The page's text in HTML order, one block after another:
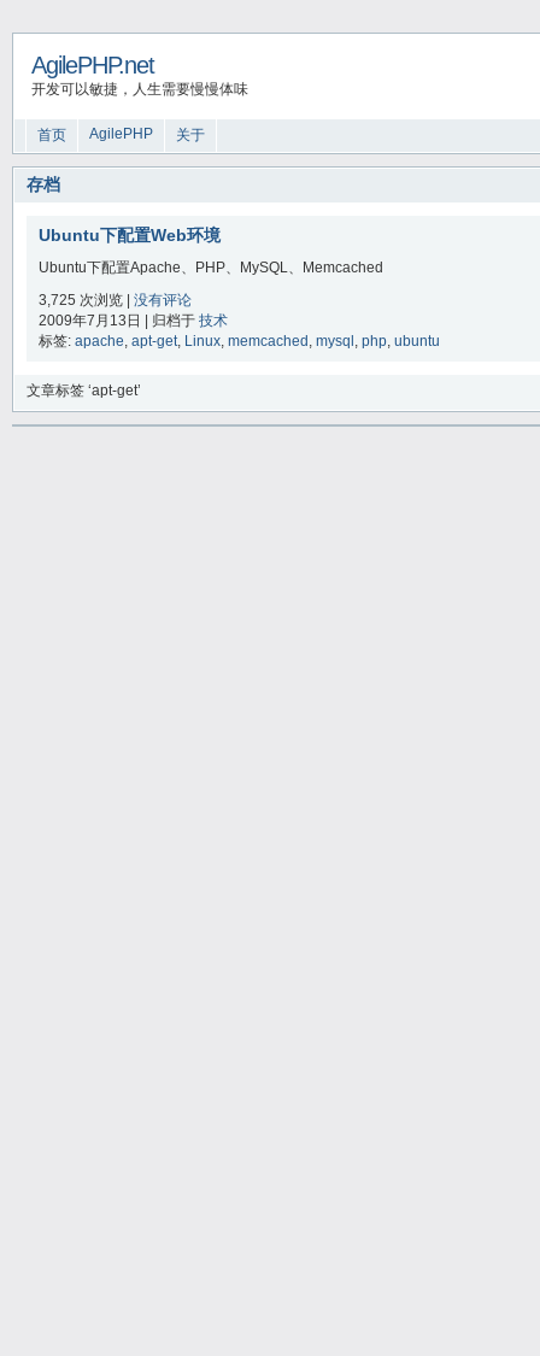
AgilePHP.net
开发可以敏捷，人生需要慢慢体味
首页 AgilePHP 关于
存档
Ubuntu下配置Web环境
Ubuntu下配置Apache、PHP、MySQL、Memcached
3,725 次浏览 | 没有评论
2009年7月13日 | 归档于 技术
标签: apache, apt-get, Linux, memcached , mysql , php, ubuntu
文章标签 ‘apt-get’